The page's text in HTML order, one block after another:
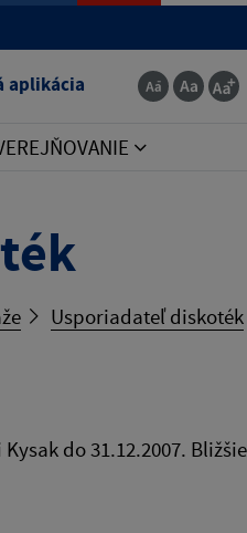
aplikácia
Usporiadateľ diskoték
do 31.12.2007.